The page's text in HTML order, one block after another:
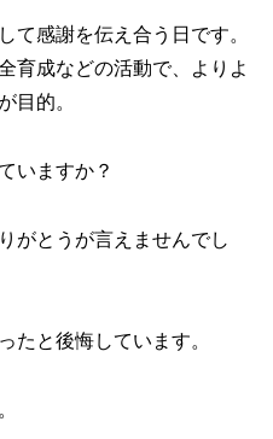
感謝を伝え合う日です。
育成などの活動で、よりよ
目的。
いますか？
がとうが言えませんでし
と後悔しています。